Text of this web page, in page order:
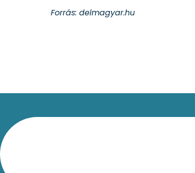
Forrás: delmagyar.hu